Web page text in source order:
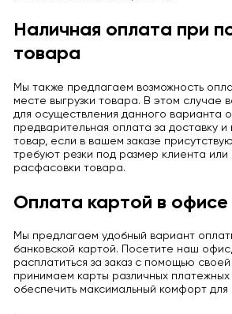
Наличная оплата при
товара
Мы также предлагаем возможность
месте выгрузки товара. В этом случае
для осуществления данного варианта
предварительная оплата за доставку и
товар, если в вашем заказе
требуют резки под размер клиента или
расфасовки товара.
Оплата картой в офисе
Мы предлагаем удобный вариант
банковской картой. Посетите наш
расплатиться за заказ с помощью
принимаем карты различных платежных
обеспечить максимальный комфорт для